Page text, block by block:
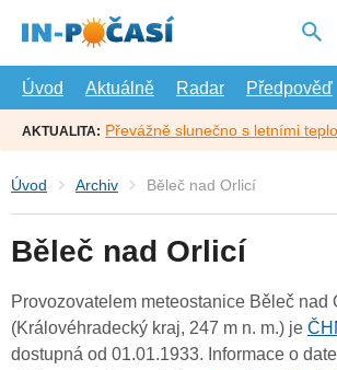
hlavní
Úvod
Aktuálně Radar Předpověď
AKTUALITA: Převážně slunečno s letními
Úvod Archiv Běleč nad Orlicí
Běleč nad Orlicí
Provozovatelem meteostanice Běleč nad
(Královéhradecký kraj, 247 m n. m.) je
dostupná od 01.01.1933. Informace o